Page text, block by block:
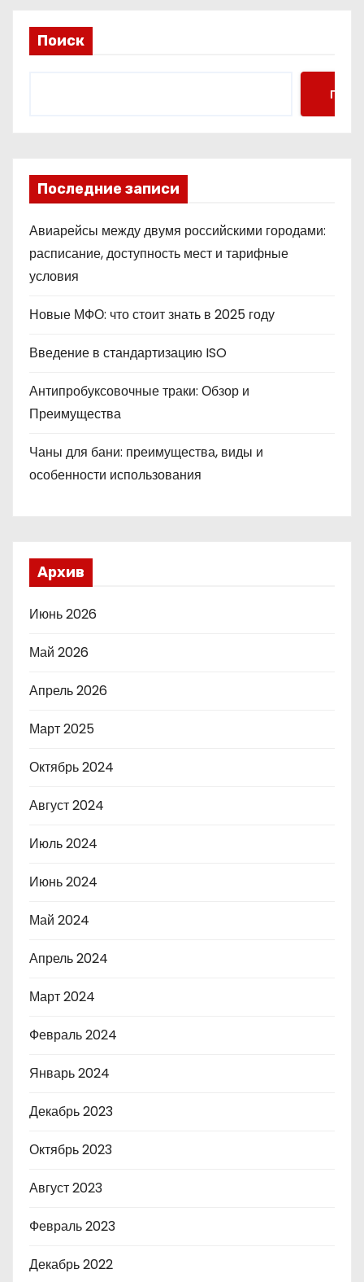
Поиск
Поиск
Последние записи
Авиарейсы между двумя российскими городами:
расписание, доступность мест и тарифные
условия
Новые МФО: что стоит знать в 2025 году
Введение в стандартизацию ISO
Антипробуксовочные траки: Обзор и
Преимущества
Чаны для бани: преимущества, виды и
особенности использования
Архив
Июнь 2026
Май 2026
Апрель 2026
Март 2025
Октябрь 2024
Август 2024
Июль 2024
Июнь 2024
Май 2024
Апрель 2024
Март 2024
Февраль 2024
Январь 2024
Декабрь 2023
Октябрь 2023
Август 2023
Февраль 2023
Декабрь 2022